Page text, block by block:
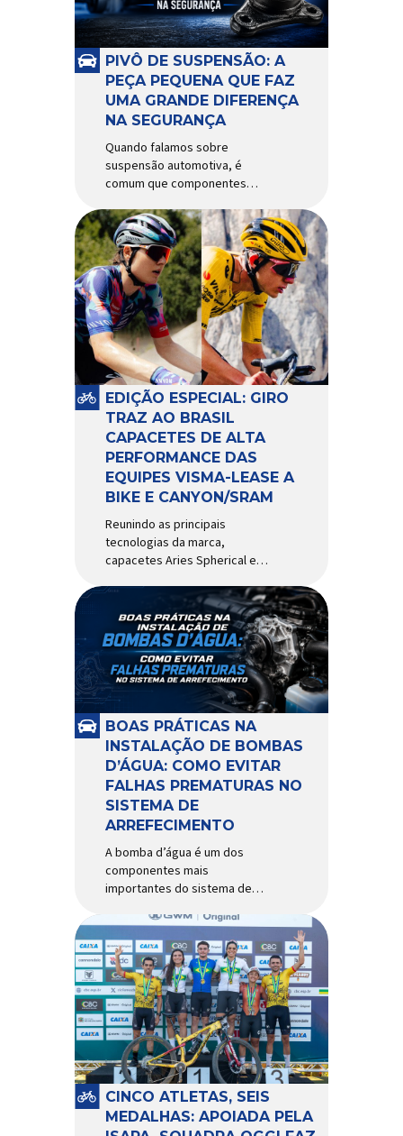
country, trail leve e até uso […]
PIVÔ DE SUSPENSÃO: A
PEÇA PEQUENA QUE FAZ
UMA GRANDE DIFERENÇA
NA SEGURANÇA
Quando falamos sobre
suspensão automotiva, é
comum que componentes
recebam mais atenção. Porém,
existe uma peça relativamente
pequena que desempenha um
papel fundamental na
segurança e no
comportamento do veículo: o
pivô de suspensão.
Responsável por conectar
diferentes componentes do
sistema e permitir os
movimentos necessários
durante a condução, o pivô […]
EDIÇÃO ESPECIAL: GIRO
TRAZ AO BRASIL
CAPACETES DE ALTA
PERFORMANCE DAS
EQUIPES VISMA-LEASE A
BIKE E CANYON/SRAM
Reunindo as principais
tecnologias da marca,
capacetes Aries Spherical e
ao país com a pintura oficial
utilizada por equipes do World
Tour Patrocinadora de algumas
das principais equipes de
ciclismo do mundo, a Giro é
uma das marcas de capacetes
e acessórios para ciclismo
mais reconhecida no Brasil.
Importada e distribuída […]
BOAS PRÁTICAS NA
INSTALAÇÃO DE BOMBAS
D’ÁGUA: COMO EVITAR
FALHAS PREMATURAS NO
SISTEMA DE
ARREFECIMENTO
A bomba d’água é um dos
componentes mais
importantes do sistema de
garantir a circulação contínua
do líquido de arrefecimento
entre motor, radiador e demais
componentes do sistema,
controlando a temperatura de
operação e evitando
superaquecimentos. Por
trabalhar constantemente
enquanto o motor está em
funcionamento, a bomba
d’água exige não apenas […]
CINCO ATLETAS, SEIS
MEDALHAS: APOIADA PELA